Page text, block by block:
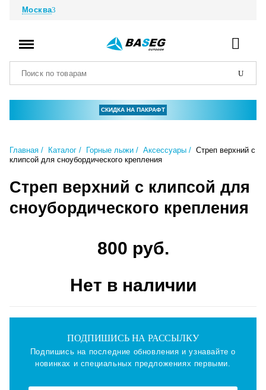
Москва
СКИДКА НА ПАКРАФТ
Главная Каталог Горные лыжи Аксессуары
Стреп верхний с
клипсой для сноубордического крепления
Стреп верхний с клипсой для
сноубордического крепления
800 руб.
Нет в наличии
ПОДПИШИСЬ НА РАССЫЛКУ
Подпишись на последние обновления и узнавайте о
новинках и специальных предложениях первыми.